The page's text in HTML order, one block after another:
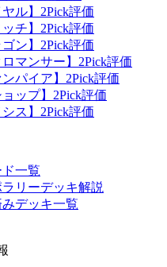
ヤル】2Pick評価
ッチ】2Pick評価
ゴン】2Pick評価
ロマンサー】2Pick評価
ンパイア】2Pick評価
ョップ】2Pick評価
シス】2Pick評価
一覧
リーデッキ解説
デッキ一覧